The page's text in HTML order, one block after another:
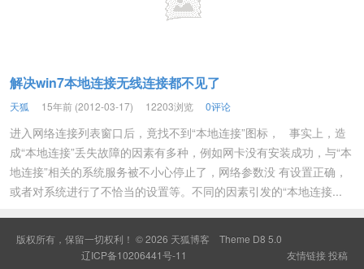
解决win7本地连接无线连接都不见了
天狐 15年前 (2012-03-17) 12203浏览 0评论
进入网络连接列表窗口后，竟找不到“本地连接”图标， 事实上，造
成“本地连接”丢失故障的因素有多种，例如网卡没有安装成功，与“本
地连接”相关的系统服务被不小心停止了，网络参数没 有设置正确，
或者对系统进行了不恰当的设置等。不同的因素引发的“本地连接...
版权所有，保留一切权利！ © 2026 天狐博客 Theme D8 5.0
辽ICP备10206441号-11
友情链接投稿